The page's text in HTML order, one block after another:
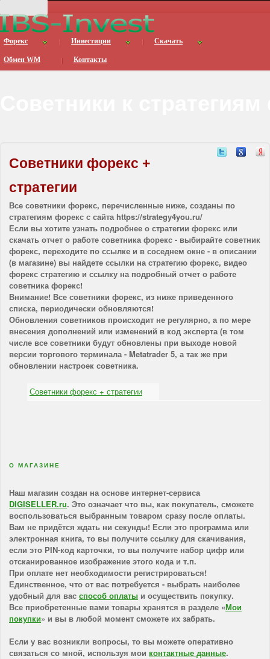
Форекс Инвестиции Скачать
Обмен WM Контакты
Советники форекс +
стратегии
Все советники форекс, перечисленные ниже, созданы по
стратегиям форекс с сайта https://strategy4you.ru/
Если вы хотите узнать подробнее о стратегии форекс или
скачать отчет о работе советника форекс - выбирайте советник
форекс, переходите по ссылке и в соседнем окне - в описании
(в магазине) вы найдете ссылки на стратегию форекс, видео
форекс стратегию и ссылку на подробный отчет о работе
советника форекс!
Внимание! Все советники форекс, из ниже приведенного
списка, периодически обновляются!
Обновления советников происходит не регулярно, а по мере
внесения дополнений или изменений в код эксперта (в том
числе все советники будут обновлены при выходе новой
версии торгового терминала - Metatrader 5, а так же при
обновлении настроек советника.
Советники форекс + стратегии
О МАГАЗИНЕ
Наш магазин создан на основе интернет-сервиса
DIGISELLER.ru. Это означает что вы, как покупатель, сможете
воспользоваться выбранным товаром сразу после оплаты.
Вам не придётся ждать ни секунды! Если это программа или
электронная книга, то вы получите ссылку для скачивания,
если это PIN-код карточки, то вы получите набор цифр или
отсканированное изображение этого кода и т.п.
При оплате нет необходимости регистрироваться!
Единственное, что от вас потребуется - выбрать наиболее
удобный для вас способ оплаты и осуществить покупку.
Все приобретенные вами товары хранятся в разделе «Мои
покупки» и вы в любой момент сможете их забрать.
Если у вас возникли вопросы, то вы можете оперативно
связаться со мной, используя мои контактные данные.